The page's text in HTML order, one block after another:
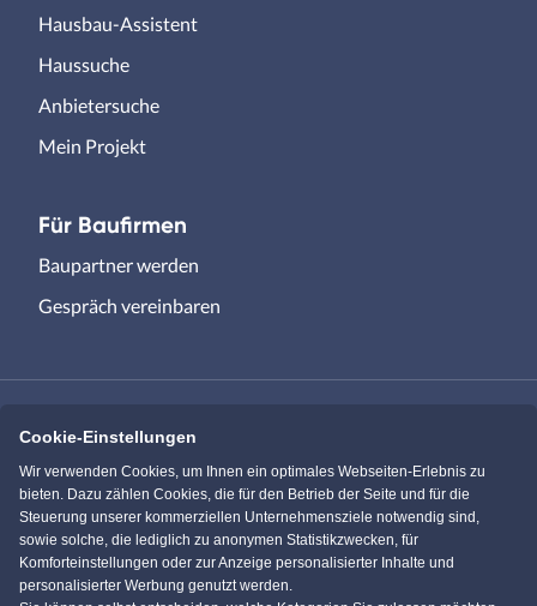
Hausbau-Assistent
Haussuche
Anbietersuche
Mein Projekt
Für Baufirmen
Baupartner werden
Gespräch vereinbaren
Immowelt.de Bauen.de
Massivhaus.de Bungalow.de
Einfamilienhaus.de
Cookie-Einstellungen
Wir verwenden Cookies, um Ihnen ein optimales Webseiten-Erlebnis zu
bieten. Dazu zählen Cookies, die für den Betrieb der Seite und für die
Steuerung unserer kommerziellen Unternehmensziele notwendig sind,
sowie solche, die lediglich zu anonymen Statistikzwecken, für
Komforteinstellungen oder zur Anzeige personalisierter Inhalte und
personalisierter Werbung genutzt werden.